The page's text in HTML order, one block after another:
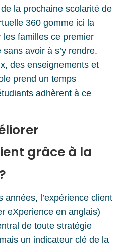
la prochaine scolarité de
360 gomme ici la
familles ce premier
avoir à s’y rendre.
des enseignements et
prend un temps
adhèrent à ce
grâce à la
années, l’expérience client
eXperience en anglais)
de toute stratégie
un indicateur clé de la